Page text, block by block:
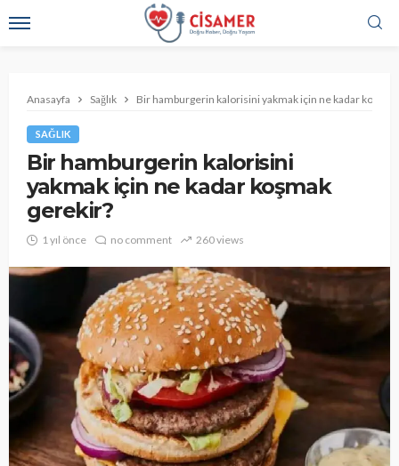
Anasayfa Sağlık Bir hamburgerin kalorisini yakmak için ne kadar
SAĞLIK
Bir hamburgerin kalorisini
yakmak için ne kadar koşmak
gerekir?
1 yıl önce no comment 260 views